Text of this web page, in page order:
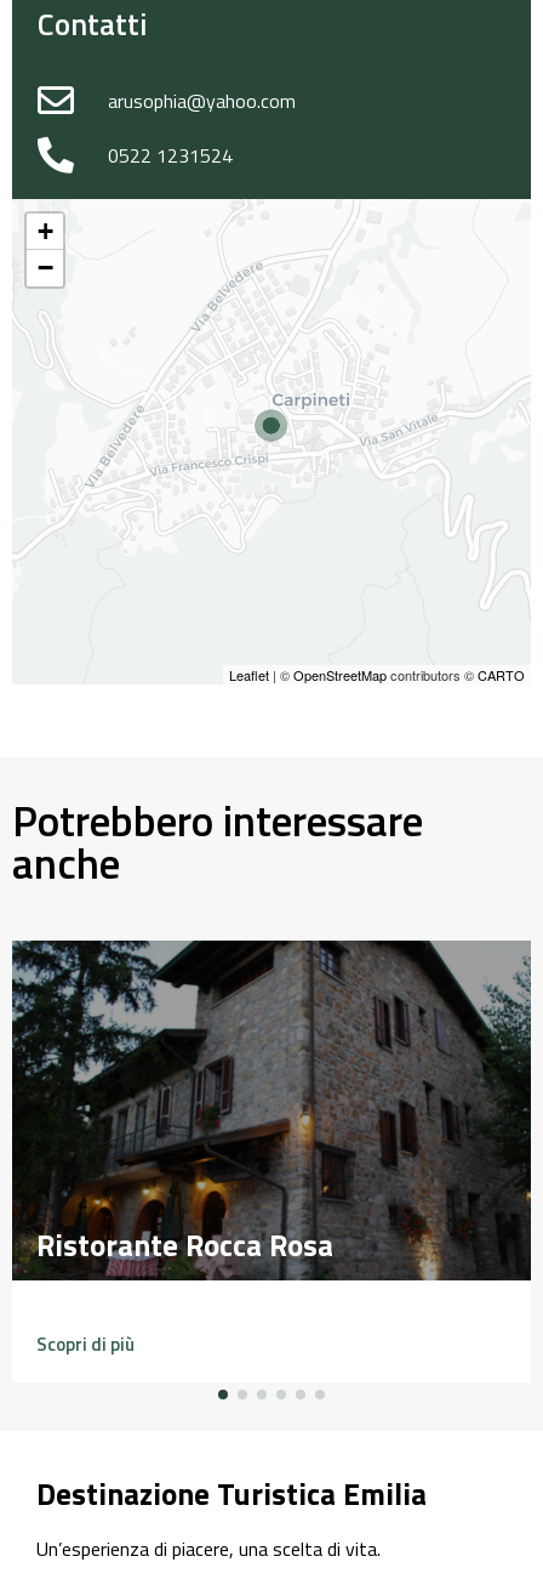
Contatti
arusophia@yahoo.com
0522 1231524
+
−
Leaflet | ©OpenStreetMapcontributors ©CARTO
Potrebbero interessare
anche
Ristorante Rocca Rosa
Ristorante Rocca Rosa
Scopri di più
Destinazione Turistica Emilia
Un’esperienza di piacere, una scelta di vita.